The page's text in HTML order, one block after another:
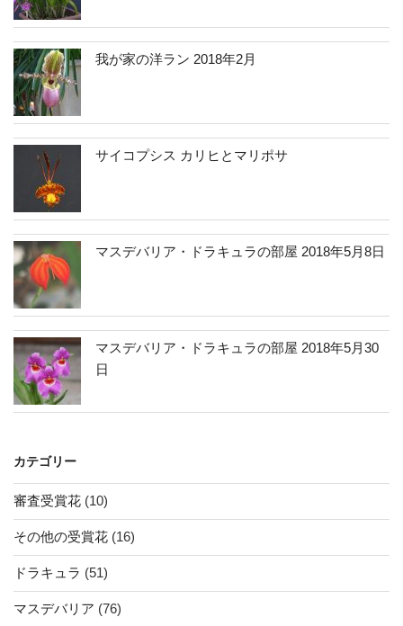
我が家の洋ラン 2018年2月
サイコプシス カリヒとマリポサ
マスデバリア・ドラキュラの部屋 2018年5月8日
マスデバリア・ドラキュラの部屋 2018年5月30
日
カテゴリー
審査受賞花 (10)
その他の受賞花 (16)
ドラキュラ (51)
マスデバリア (76)